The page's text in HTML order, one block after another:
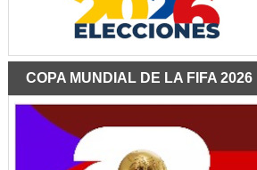
COPA MUNDIAL DE LA FIFA 2026